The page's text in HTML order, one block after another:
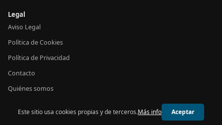
Legal
Aviso Legal
Política de Cookies
Política de Privacidad
Contacto
Quiénes somos
© 2026 24h La Rioja
Este sitio usa cookies propias y de terceros.Más info Aceptar